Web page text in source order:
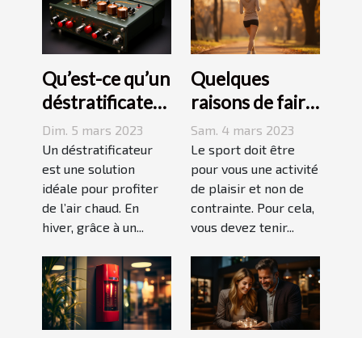
Qu’est-ce qu’un
déstratificateur
?
Dim. 5 mars 2023
Un déstratificateur
est une solution
idéale pour profiter
de l’air chaud. En
hiver, grâce à un...
Quelques
raisons de faire
du sport
Sam. 4 mars 2023
Le sport doit être
pour vous une activité
de plaisir et non de
contrainte. Pour cela,
vous devez tenir...